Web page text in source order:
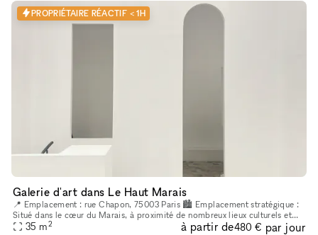
PROPRIÉTAIRE RÉACTIF < 1H
Galerie d'art dans Le Haut Marais
📍 Emplacement : rue Chapon, 75003 Paris 🏙 Emplacement stratégique :
Situé dans le cœur du Marais, à proximité de nombreux lieux culturels et
artistiques. Un espace créatif indépendant, situé au cœur
35 m2 à partir de480 € par jour